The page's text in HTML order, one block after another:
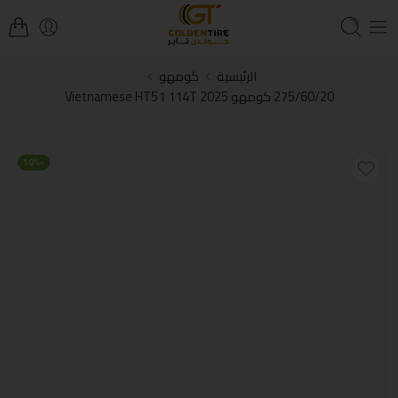
الرئيسية
كومهو
275/60/20 كومهو Vietnamese HT51 114T 2025
-10%